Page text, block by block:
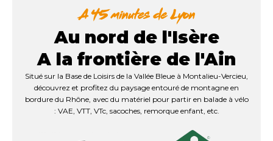
Au nord de l'Isère
A la frontière de l'Ain
Situé sur la Base de Loisirs de la Vallée Bleue à Montalieu-Vercieu,
découvrez et profitez du paysage entouré de montagne en
bordure du Rhône, avec du matériel pour partir en balade à vélo
: VAE, VTT, VTc, sacoches, remorque enfant, etc.